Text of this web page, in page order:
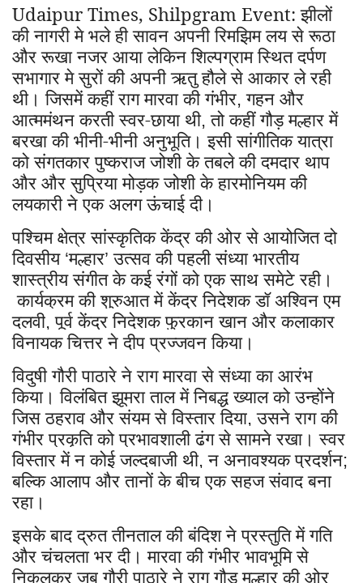
Udaipur Times, Shilpgram Event: झीलों
की नागरी मे भले ही सावन अपनी रिमझिम लय से रूठा
और रूखा नजर आया लेकिन शिल्पग्राम स्थित दर्पण
सभागार मे सुरों की अपनी ऋतु हौले से आकार ले रही
थी। जिसमें कहीं राग मारवा की गंभीर,गहन और
आत्ममंथन करती स्वर-छाया थी,तो कहीं गौड़ मल्हार में
बरखा की भीनी-भीनी अनुभूति। इसी सांगीतिक यात्रा
को संगतकार पुष्कराज जोशी के तबले की दमदार थाप
और और सुप्रिया मोड़क जोशी के हारमोनियम की
लयकारी ने एक अलग ऊंचाई दी।
पश्चिम क्षेत्र सांस्कृतिक केंद्र की ओर से आयोजित दो
दिवसीय ‘मल्हार’उत्सव की पहली संध्या भारतीय
शास्त्रीय संगीत के कई रंगों को एक साथ समेटे रही।
कार्यक्रम की शुरुआत में केंद्र निदेशक डॉ अश्विन एम
दलवी,पूर्व केंद्र निदेशक फुरकान खान और कलाकार
विनायक चित्तर ने दीप प्रज्जवन किया।
विदुषी गौरी पाठारे ने राग मारवा से संध्या का आरंभ
किया। विलंबित झूमरा ताल में निबद्ध ख्याल को उन्होंने
जिस ठहराव और संयम से विस्तार दिया,उसने राग की
गंभीर प्रकृति को प्रभावशाली ढंग से सामने रखा। स्वर
विस्तार में न कोई जल्दबाजी थी,न अनावश्यक प्रदर्शन;
बल्कि आलाप और तानों के बीच एक सहज संवाद बना
रहा।
इसके बाद द्रुत तीनताल की बंदिश ने प्रस्तुति में गति
और चंचलता भर दी। मारवा की गंभीर भावभूमि से
निकलकर जब गौरी पाठारे ने राग गौड़ मल्हार की ओर